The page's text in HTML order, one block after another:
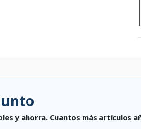
y ahorra. Cuantos más artículos